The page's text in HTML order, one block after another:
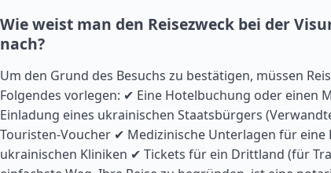
Wie weist man den Reisezweck bei der
nach?
Um den Grund des Besuchs zu bestätigen, müssen
Folgendes vorlegen: ✔ Eine Hotelbuchung oder einen
Einladung eines ukrainischen Staatsbürgers
Touristen-Voucher ✔ Medizinische Unterlagen für eine
ukrainischen Kliniken ✔ Tickets für ein Drittland (für